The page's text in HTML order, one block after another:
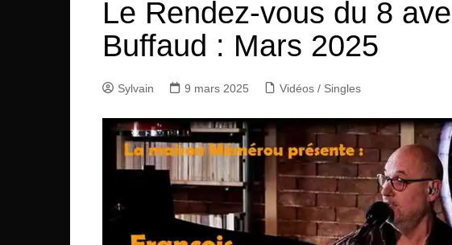
Le Rendez-vous du 8
Buffaud : Mars 2025
Sylvain 9 mars 2025 Vidéos / Singles